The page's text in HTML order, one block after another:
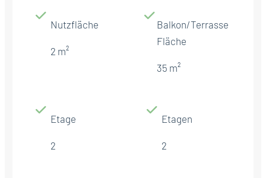
Nutzfläche
2 m²
Balkon/Terrasse
Fläche
35 m²
Etage
2
Etagen
2